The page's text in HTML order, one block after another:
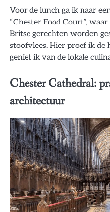
Voor de lunch ga ik naar
“Chester Food Court”,
Britse gerechten worden
stoofvlees. Hier proef ik de
geniet ik van de lokale
Chester Cathedral:
architectuur